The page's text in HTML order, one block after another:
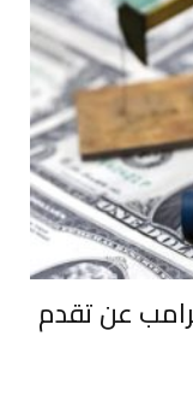
عن تقدم